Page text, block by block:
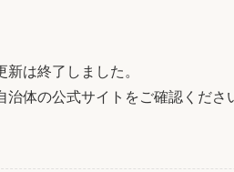
新は終了しました。
治体の公式サイトをご確認くださ